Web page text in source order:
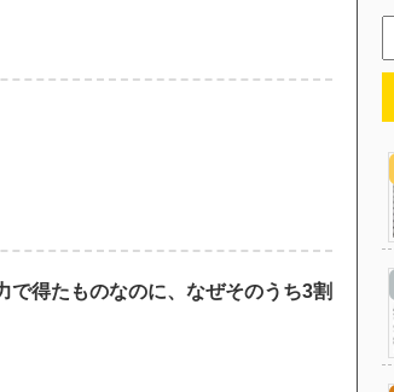
得たものなのに、なぜそのうち3割